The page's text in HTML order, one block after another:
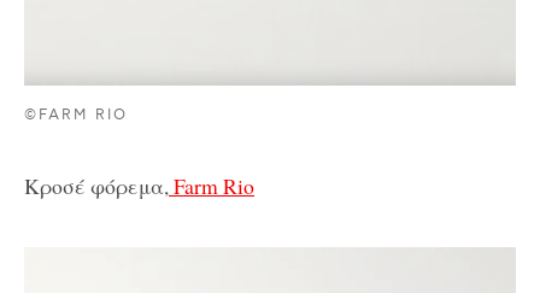
©FARM RIO
Κροσέ φόρεμα,Farm Rio